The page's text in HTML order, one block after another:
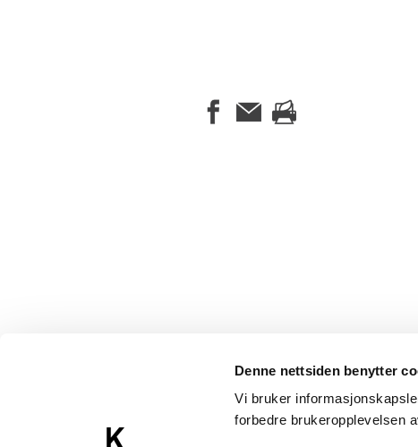
Denne nettsiden benytter
Vi bruker
forbedre brukeropplevelsen